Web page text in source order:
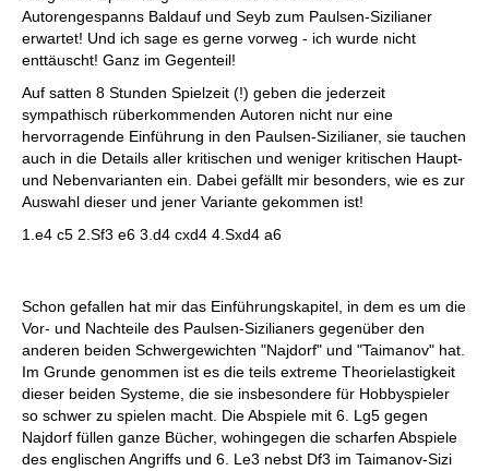
Autorengespanns Baldauf und Seyb zum Paulsen-Sizilianer
erwartet! Und ich sage es gerne vorweg - ich wurde nicht
enttäuscht! Ganz im Gegenteil!
Auf satten 8 Stunden Spielzeit (!) geben die jederzeit
sympathisch rüberkommenden Autoren nicht nur eine
hervorragende Einführung in den Paulsen-Sizilianer, sie tauchen
auch in die Details aller kritischen und weniger kritischen Haupt-
und Nebenvarianten ein. Dabei gefällt mir besonders, wie es zur
Auswahl dieser und jener Variante gekommen ist!
1.e4 c5 2.Sf3 e6 3.d4 cxd4 4.Sxd4 a6
Schon gefallen hat mir das Einführungskapitel, in dem es um die
Vor- und Nachteile des Paulsen-Sizilianers gegenüber den
anderen beiden Schwergewichten "Najdorf" und "Taimanov" hat.
Im Grunde genommen ist es die teils extreme Theorielastigkeit
dieser beiden Systeme, die sie insbesondere für Hobbyspieler
so schwer zu spielen macht. Die Abspiele mit 6. Lg5 gegen
Najdorf füllen ganze Bücher, wohingegen die scharfen Abspiele
des englischen Angriffs und 6. Le3 nebst Df3 im Taimanov-Sizi